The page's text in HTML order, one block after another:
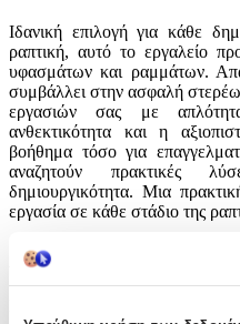
Ιδανική επιλογή για κάθε
ραπτική, αυτό το εργαλείο
υφασμάτων και ραμμάτων.
συμβάλλει στην ασφαλή
εργασιών σας με
ανθεκτικότητα και η
βοήθημα τόσο για
αναζητούν πρακτικές
δημιουργικότητα. Μια
εργασία σε κάθε στάδιο της
Χαρακτηριστικά